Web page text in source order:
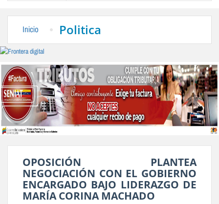
Inicio Politica
OPOSICIÓN PLANTEA
NEGOCIACIÓN CON EL GOBIERNO
ENCARGADO BAJO LIDERAZGO DE
MARÍA CORINA MACHADO